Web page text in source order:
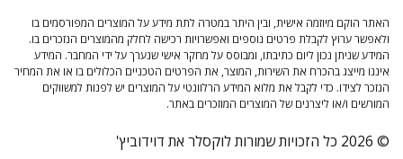
האתר הוקם מיוזמה אישית, ובין היתר במטרה לתת מידע על המוצרים המפורסמים בו
ולאפשר ערוץ לקבלת פרטים נוספים ואפשרויות רכישה לחלק מהמוצרים הנזכרים בו.
המידע שניתן נכון ליום כתיבתו, ומבוסס על מחקר אישי שנערך על ידי המחבר. המידע
איננו מייצג בהכרח את השירות, המוצר, את הפרטים הטכניים הכלולים בו או את המחיר
הנזכר לצידו. כדי לקבל את מלוא המידע הרלוונטי על המוצרים יש לפנות למשווקים
המורשים ו/או ליצרנים של המוצרים המוזכרים באתר.
© 2026 כל הזכויות שמורות לוקסלר את דוידוביץ'